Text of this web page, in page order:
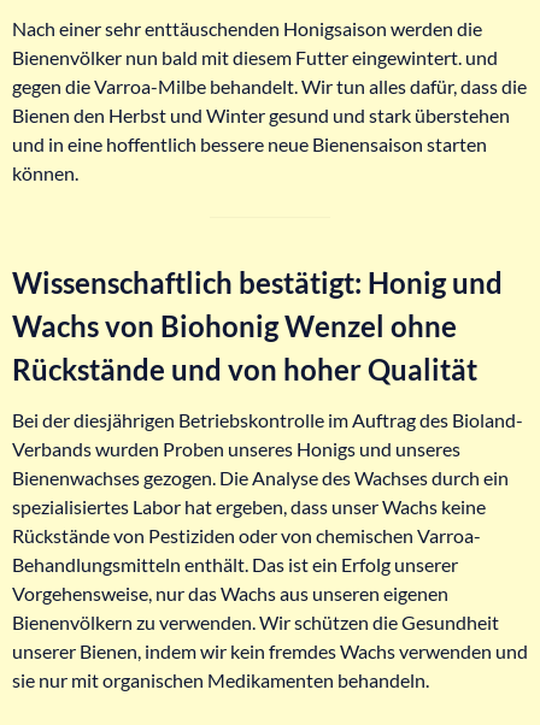
Nach einer sehr enttäuschenden Honigsaison werden die
Bienenvölker nun bald mit diesem Futter eingewintert. und
gegen die Varroa-Milbe behandelt. Wir tun alles dafür, dass die
Bienen den Herbst und Winter gesund und stark überstehen
und in eine hoffentlich bessere neue Bienensaison starten
können.
Wissenschaftlich bestätigt: Honig und
Wachs von Biohonig Wenzel ohne
Rückstände und von hoher Qualität
Bei der diesjährigen Betriebskontrolle im Auftrag des Bioland-
Verbands wurden Proben unseres Honigs und unseres
Bienenwachses gezogen. Die Analyse des Wachses durch ein
spezialisiertes Labor hat ergeben, dass unser Wachs keine
Rückstände von Pestiziden oder von chemischen Varroa-
Behandlungsmitteln enthält. Das ist ein Erfolg unserer
Vorgehensweise, nur das Wachs aus unseren eigenen
Bienenvölkern zu verwenden. Wir schützen die Gesundheit
unserer Bienen, indem wir kein fremdes Wachs verwenden und
sie nur mit organischen Medikamenten behandeln.